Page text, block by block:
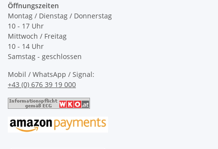
Öffnungszeiten
Montag / Dienstag / Donnerstag
10 - 17 Uhr
Mittwoch / Freitag
10 - 14 Uhr
Samstag - geschlossen
Mobil / WhatsApp / Signal:
+43 (0) 676 39 19 000